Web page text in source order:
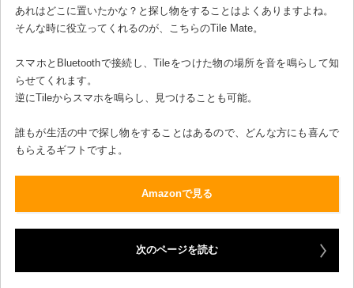
あれはどこに置いたかな？と探し物をすることはよくありますよね。
そんな時に役立ってくれるのが、こちらのTile Mate。
スマホとBluetoothで接続し、Tileをつけた物の場所を音を鳴らして知
らせてくれます。
逆にTileからスマホを鳴らし、見つけることも可能。
誰もが生活の中で探し物をすることはあるので、どんな方にも喜んで
もらえるギフトですよ。
Amazonで見る
次のページを読む